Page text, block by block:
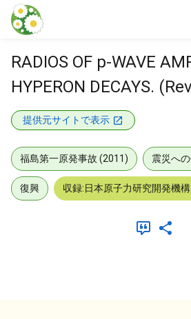
本文に飛ぶ
RADIOS OF p-WAVE
HYPERON DECAYS.
提供元サイトで表示
福島第一原発事故 (2011) 震災への
復興 収録:日本原子力研究開発機